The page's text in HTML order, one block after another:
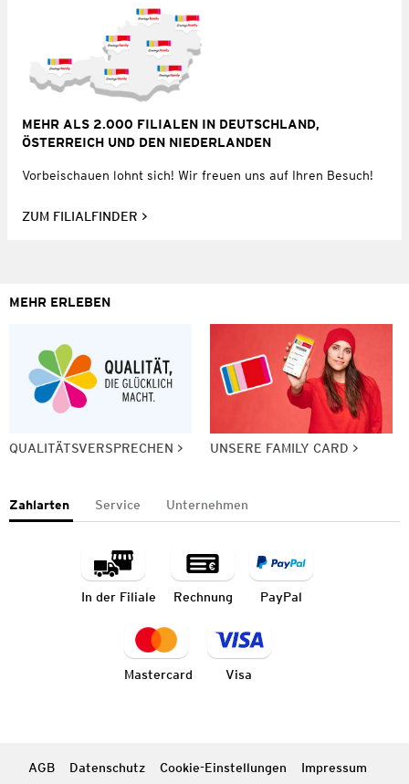
MEHR ALS 2.000 FILIALEN IN DEUTSCHLAND,
ÖSTERREICH UND DEN NIEDERLANDEN
Vorbeischauen lohnt sich! Wir freuen uns auf Ihren Besuch!
ZUM FILIALFINDER
MEHR ERLEBEN
QUALITÄTSVERSPRECHEN UNSERE FAMILY CARD
Zahlarten Service Unternehmen
In der Filiale Rechnung PayPal
Mastercard Visa
AGB Datenschutz Cookie-Einstellungen
Impressum